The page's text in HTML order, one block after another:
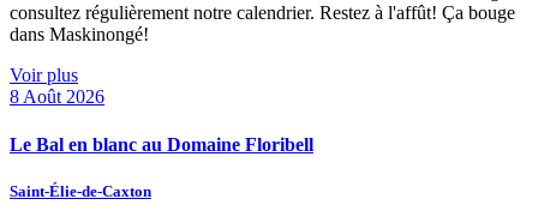
consultez régulièrement notre calendrier. Restez à l'affût! Ça bouge
dans Maskinongé!
Voir plus
8 Août 2026
Le Bal en blanc au Domaine Floribell
Saint-Élie-de-Caxton